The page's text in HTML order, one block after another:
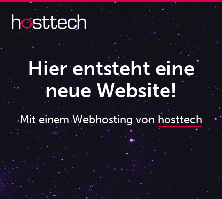
Hier entsteht eine
neue Website!
Mit einem Webhosting von hosttech